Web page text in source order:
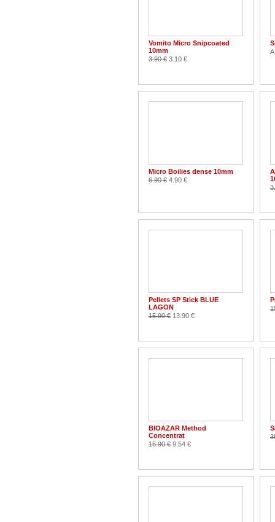
Vomito Micro Snipcoated
10mm
3.90 € 3.10 €
Micro Boilies dense 10mm
6.90 € 4.90 €
Pellets SP Stick BLUE
LAGON
15.90 € 13.90 €
BIOAZAR Method
Concentrat
15.90 € 9.54 €